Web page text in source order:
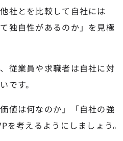
社とを比較して自社には
独自性があるのか」を見極
従業員や求職者は自社に対
です。
値は何なのか」「自社の強
を考えるようにしましょう。